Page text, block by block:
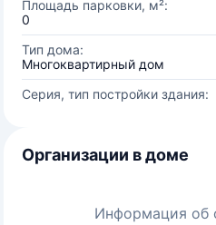
Площадь парковки, м²:
0
Тип дома:
Многоквартирный дом
Серия, тип постройки здания:
Организации в доме
Информация об